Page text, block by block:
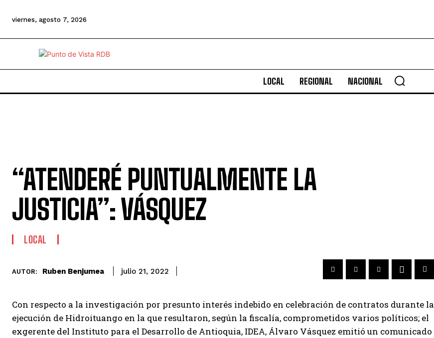
viernes, agosto 7, 2026
LOCAL REGIONAL NACIONAL
“ATENDERÉ PUNTUALMENTE LA
JUSTICIA”: VÁSQUEZ
LOCAL
AUTOR: Ruben Benjumea julio 21, 2022
Con respecto a la investigación por presunto interés indebido en celebración de contratos durante la
ejecución de Hidroituango en la que resultaron, según la fiscalía, comprometidos varios políticos; el
exgerente del Instituto para el Desarrollo de Antioquia, IDEA, Álvaro Vásquez emitió un comunicado